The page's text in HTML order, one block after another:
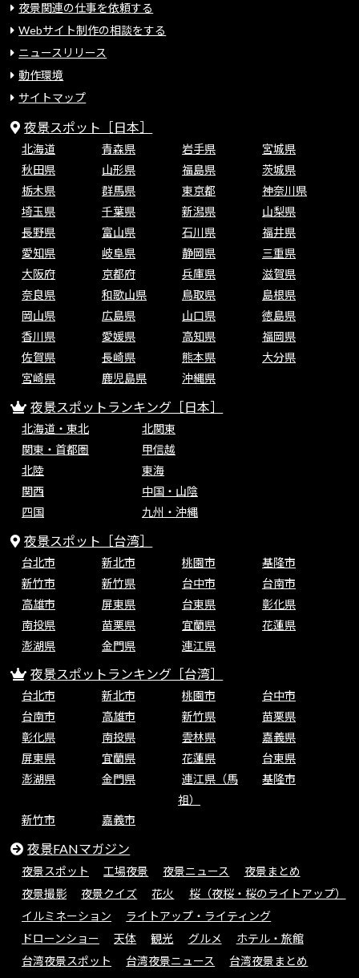
夜景関連の仕事を依頼する
Webサイト制作の相談をする
ニュースリリース
動作環境
サイトマップ
夜景スポット［日本］
北海道 青森県 岩手県
宮城県
秋田県
山形県 福島県
茨城県
栃木県
群馬県 東京都
神奈川県
埼玉県
千葉県 新潟県
山梨県
長野県
富山県 石川県
福井県
愛知県
岐阜県 静岡県
三重県
大阪府
京都府 兵庫県
滋賀県
奈良県
和歌山県 鳥取県
島根県
岡山県
広島県 山口県
徳島県
香川県
愛媛県 高知県
福岡県
佐賀県
長崎県 熊本県
大分県
宮崎県
鹿児島県 沖縄県
夜景スポットランキング［日本］
北海道・東北
北関東
関東・首都圏
甲信越
北陸
東海
関西
中国・山陰
四国
九州・沖縄
夜景スポット［台湾］
台北市 新北市 桃園市
基隆市
新竹市
新竹県 台中市
台南市
高雄市
屏東県 台東県
彰化県
南投県
苗栗県 宜蘭県
花蓮県
澎湖県
金門県 連江県
夜景スポットランキング［台湾］
台北市 新北市 桃園市
台中市
台南市
高雄市 新竹県
苗栗県
彰化県
南投県 雲林県
嘉義県
屏東県
宜蘭県 花蓮県
台東県
澎湖県
金門県
連江県（馬
祖）
基隆市
新竹市 嘉義市
夜景FANマガジン
夜景スポット 工場夜景 夜景ニュース
夜景まとめ
夜景撮影
夜景クイズ 花火
桜（夜桜・桜のライトアップ）
イルミネーション
ライトアップ・ライティング
ドローンショー
天体 観光 グルメ
ホテル・旅館
台湾夜景スポット
台湾夜景ニュース 台湾夜景まとめ